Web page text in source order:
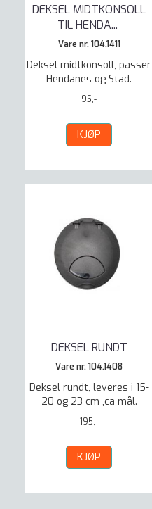
DEKSEL MIDTKONSOLL
TIL HENDA...
Vare nr. 104.1411
Deksel midtkonsoll, passer
Hendanes og Stad.
95,-
KJØP
DEKSEL RUNDT
Vare nr. 104.1408
Deksel rundt, leveres i 15-
20 og 23 cm ,ca mål.
195,-
KJØP